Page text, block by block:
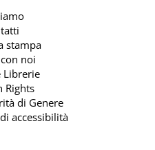
stampa
noi
Librerie
Rights
di Genere
accessibilità